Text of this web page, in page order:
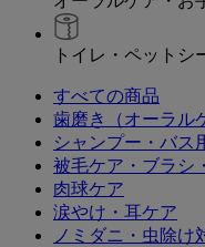
トイレ・ペットシ
すべての商品
歯磨き（オーラル
シャンプー・バス
被毛ケア・ブラシ
肉球ケア
涙やけ・耳ケア
ノミダニ・虫除け